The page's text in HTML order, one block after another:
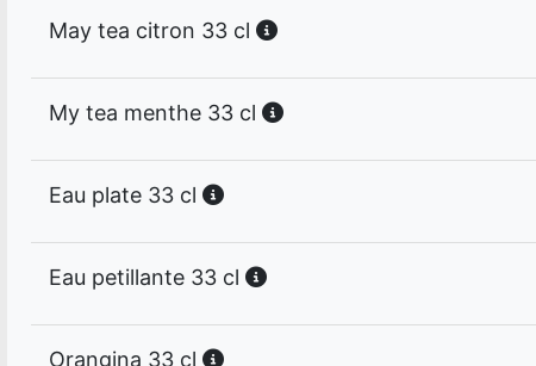
May tea citron 33 cl
My tea menthe 33 cl
Eau plate 33 cl
Eau petillante 33 cl
Orangina 33 cl